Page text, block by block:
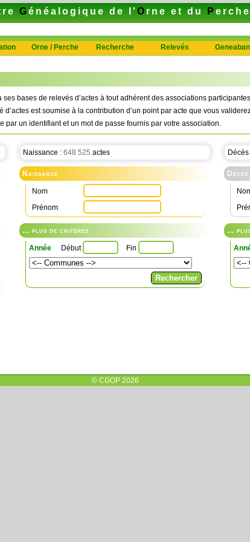
Généalogique de l' O rne et du P erche
Orne / Perche Recherche Relevés
ses bases de relevés d’actes à tout adhérent des associations
d’actes est soumise à la contribution d’un point par acte que vous
par un identifiant et un mot de passe fournis par votre association.
Naissance : 648 525 actes
Naissance
Nom
Prénom
... plus de critères
Année Début Fin
Décès
Décès
...
© CGOP 2026